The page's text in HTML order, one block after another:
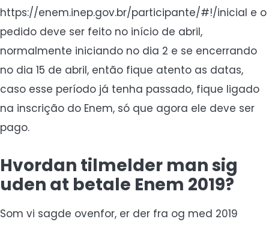
https://enem.inep.gov.br/participante/#!/inicial e o
pedido deve ser feito no início de abril,
normalmente iniciando no dia 2 e se encerrando
no dia 15 de abril, então fique atento as datas,
caso esse período já tenha passado, fique ligado
na inscrição do Enem, só que agora ele deve ser
pago.
Hvordan tilmelder man sig
uden at betale Enem 2019?
Som vi sagde ovenfor, er der fra og med 2019